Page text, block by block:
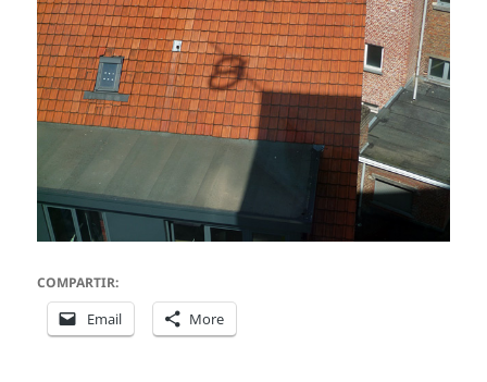
COMPARTIR:
Email More